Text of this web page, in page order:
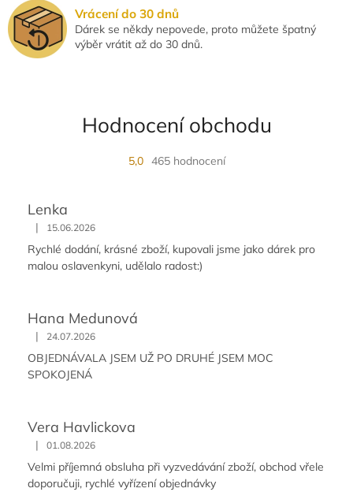
Vrácení do 30 dnů
Dárek se někdy nepovede, proto můžete špatný
výběr vrátit až do 30 dnů.
Hodnocení obchodu
5,0 465 hodnocení
Lenka
| 15.06.2026
Rychlé dodání, krásné zboží, kupovali jsme jako dárek pro
malou oslavenkyni, udělalo radost:)
Hana Medunová
| 24.07.2026
OBJEDNÁVALA JSEM UŽ PO DRUHÉ JSEM MOC
SPOKOJENÁ
Vera Havlickova
| 01.08.2026
Velmi příjemná obsluha při vyzvedávání zboží, obchod vřele
doporučuji, rychlé vyřízení objednávky